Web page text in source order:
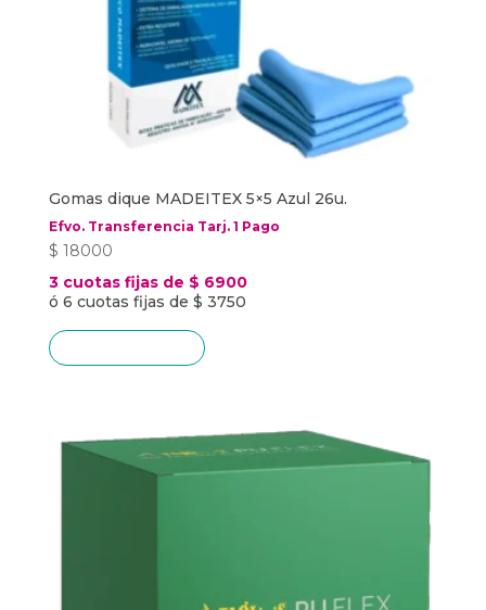
Gomas dique MADEITEX 5×5 Azul 26u.
Efvo. Transferencia Tarj. 1 Pago
$ 18000
3 cuotas fijas de $ 6900
ó 6 cuotas fijas de $ 3750